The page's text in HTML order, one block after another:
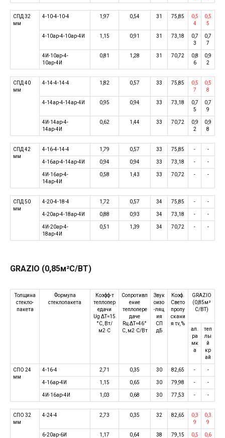
СПД 32
мм
4-10-4-10-4 1,97 0,54 31 75,85
0,5
4
0,5
5
4-10ар-4-10ар-4И 1,15 0,91 31 73,18
0,7
3
0,7
7
4И-10ар-4-
10ар-4И
0,81 1,28 31 70,72
0,8
6
0,9
2
СПД 40
мм
4-14-4-14-4 1,82 0,57 33 75,85
0,5
7
0,5
8
4-14ар-4-14ар-4И 0,95 0,94 33 73,18
0,7
5
0,7
9
4И-14ар-4-
14ар-4И
0,62 1,44 33 70,72
0,9
2
0,9
8
СПД 42
мм
4-16-4-14-4 1,79 0,57 33 75,85 - -
4-16ар-4-14ар-4И 0,94 0,94 33 73,18 - -
4И-16ар-4-
14ар-4И
0,58 1,43 33 70,72 - -
СПД 50
мм
4-20-4-18-4 1,72 0,57 34 75,85 - -
4-20ар-4-18ар-4И 0,88 0,93 34 73,18 - -
4И-20ар-4-
18ар-4И
0,51 1,39 34 70,72 - -
GRAZIO (0,85м²С/ВТ)
Толщина
стекло-
пакета
Формула
стеклопакета
Коэфф-т
теплопер
едачи
Ug ΔT=15
°C, Вт/
м2·C
Сопротивл
ение
теплопере
даче
Rц ΔT=46°
C, м2·C/Вт
Звук
оизо
-ляц
ия
СП
дБ
Коэф.
Свето
пропу
скани
я τv, %
GRAZIO
(0,85м²
С/ВТ)
ал.
ра
мк
а
теп
лы
й
кр
ай
СПО 24
мм
4-16-4 2,71 0,35 30 82,65 - -
4-16ар-4И 1,15 0,65 30 79,98 - -
4И-16ар-4И 1,03 0,68 30 77,53 - -
СПО 32
мм
4-24-4 2,73 0,35 32 82,65
0,3
9
0,3
9
6-20ар-6И 1,17 0,64 38 79,15
0,5
0,6